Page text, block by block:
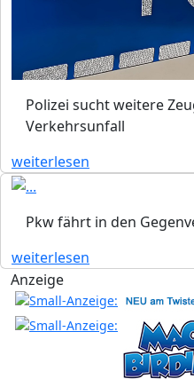
Polizei sucht weitere
Verkehrsunfall
weiterlesen
Pkw fährt in den
weiterlesen
Anzeige